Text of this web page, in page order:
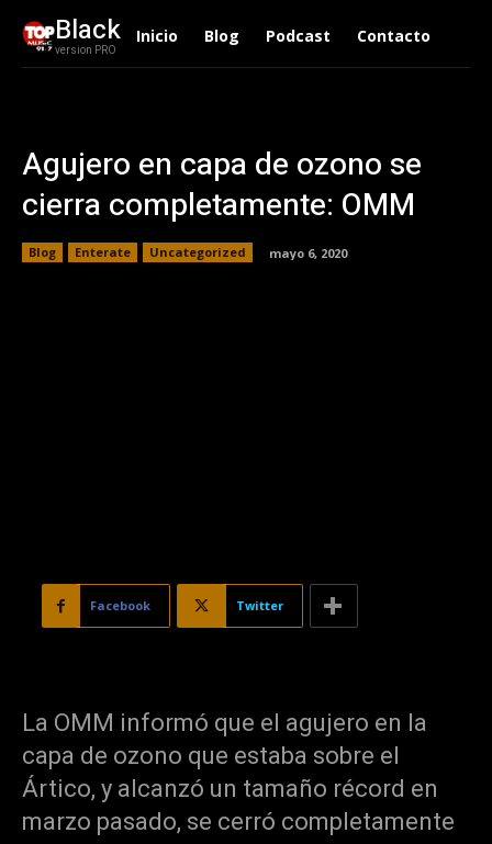
Black
version PRO
Inicio Blog Podcast Contacto
Agujero en capa de ozono se
cierra completamente: OMM
Blog Enterate Uncategorized mayo 6, 2020
Facebook Twitter
La OMM informó que el agujero en la
capa de ozono que estaba sobre el
Ártico, y alcanzó un tamaño récord en
marzo pasado, se cerró completamente